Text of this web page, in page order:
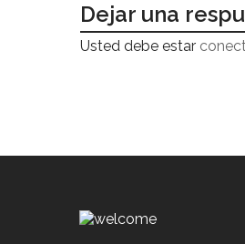
Dejar una
Usted debe estar